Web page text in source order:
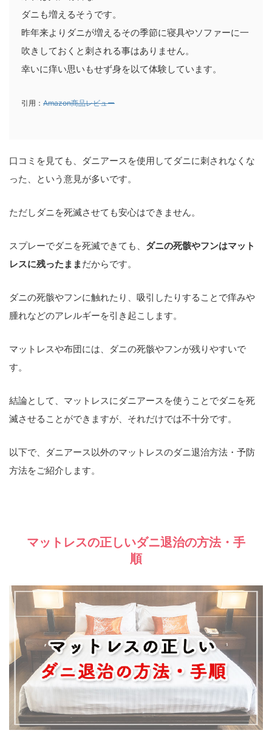
ダニも増えるそうです。
昨年来よりダニが増えるその季節に寝具やソファーに一
吹きしておくと刺される事はありません。
幸いに痒い思いもせず身を以て体験しています。
引用： Amazon商品レビュー
口コミを見ても、ダニアースを使用してダニに刺されなくな
った、という意見が多いです。
ただしダニを死滅させても安心はできません。
スプレーでダニを死滅できても、 ダニの死骸やフンはマット
レスに残ったまま だからです。
ダニの死骸やフンに触れたり、吸引したりすることで痒みや
腫れなどのアレルギーを引き起こします。
マットレスや布団には、ダニの死骸やフンが残りやすいで
す。
結論として、マットレスにダニアースを使うことでダニを死
滅させることができますが、それだけでは不十分です。
以下で、ダニアース以外のマットレスのダニ退治方法・予防
方法をご紹介します。
マットレスの正しいダニ退治の方法・手
順